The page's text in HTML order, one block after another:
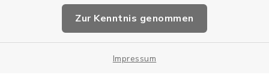
Zur Kenntnis genommen
Impressum
Impressum
Sitemap